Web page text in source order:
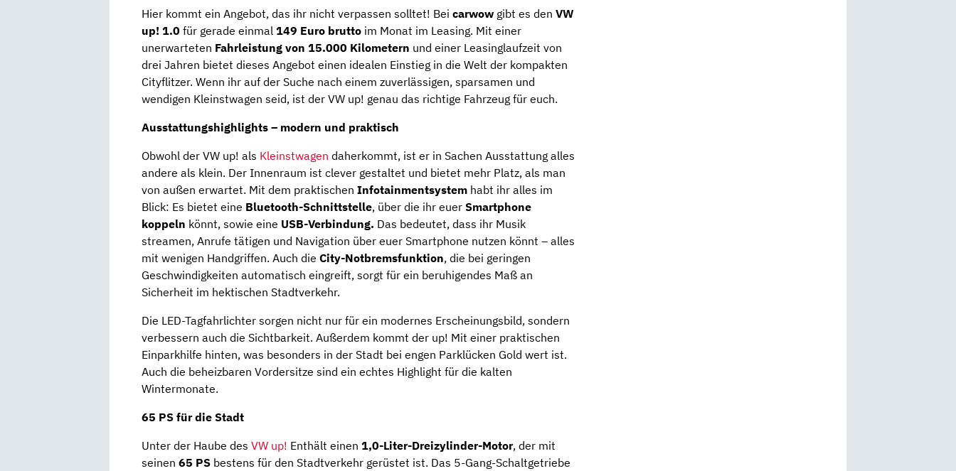
Hier kommt ein Angebot, das ihr nicht verpassen solltet! Bei carwow gibt es den VW
up! 1.0 für gerade einmal 149 Euro brutto im Monat im Leasing. Mit einer
unerwarteten Fahrleistung von 15.000 Kilometern und einer Leasinglaufzeit von
drei Jahren bietet dieses Angebot einen idealen Einstieg in die Welt der kompakten
Cityflitzer. Wenn ihr auf der Suche nach einem zuverlässigen, sparsamen und
wendigen Kleinstwagen seid, ist der VW up! genau das richtige Fahrzeug für euch.
Ausstattungshighlights – modern und praktisch
Obwohl der VW up! als Kleinstwagen daherkommt, ist er in Sachen Ausstattung alles
andere als klein. Der Innenraum ist clever gestaltet und bietet mehr Platz, als man
von außen erwartet. Mit dem praktischen Infotainmentsystem habt ihr alles im
Blick: Es bietet eine Bluetooth-Schnittstelle, über die ihr euer Smartphone
koppeln könnt, sowie eine USB-Verbindung. Das bedeutet, dass ihr Musik
streamen, Anrufe tätigen und Navigation über euer Smartphone nutzen könnt – alles
mit wenigen Handgriffen. Auch die City-Notbremsfunktion, die bei geringen
Geschwindigkeiten automatisch eingreift, sorgt für ein beruhigendes Maß an
Sicherheit im hektischen Stadtverkehr.
Die LED-Tagfahrlichter sorgen nicht nur für ein modernes Erscheinungsbild, sondern
verbessern auch die Sichtbarkeit. Außerdem kommt der up! Mit einer praktischen
Einparkhilfe hinten, was besonders in der Stadt bei engen Parklücken Gold wert ist.
Auch die beheizbaren Vordersitze sind ein echtes Highlight für die kalten
Wintermonate.
65 PS für die Stadt
Unter der Haube des VW up! Enthält einen 1,0-Liter-Dreizylinder-Motor, der mit
seinen 65 PS bestens für den Stadtverkehr gerüstet ist. Das 5-Gang-Schaltgetriebe